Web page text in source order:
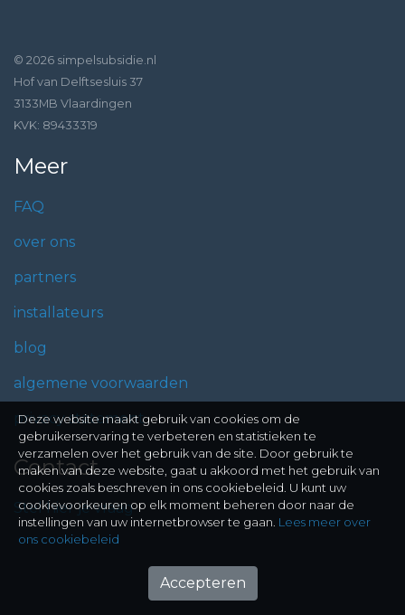
© 2026 simpelsubsidie.nl
Hof van Delftsesluis 37
3133MB Vlaardingen
KVK: 89433319
Meer
FAQ
over ons
partners
installateurs
blog
algemene voorwaarden
privacy statement
Contact
Stel hier je vraag
Deze website maakt gebruik van cookies om de
gebruikerservaring te verbeteren en statistieken te
verzamelen over het gebruik van de site. Door gebruik te
maken van deze website, gaat u akkoord met het gebruik van
cookies zoals beschreven in ons cookiebeleid. U kunt uw
cookievoorkeuren op elk moment beheren door naar de
instellingen van uw internetbrowser te gaan. Lees meer over
ons cookiebeleid
Accepteren